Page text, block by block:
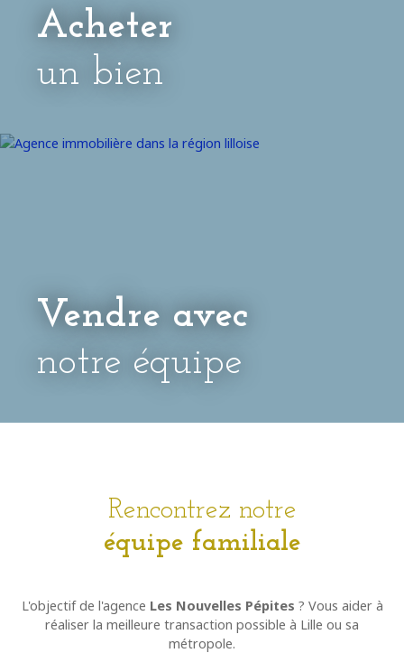
Acheter
un bien
Vendre avec
notre équipe
Rencontrez notre
équipe familiale
L'objectif de l'agence Les Nouvelles Pépites ? Vous aider à
réaliser la meilleure transaction possible à Lille ou sa
métropole.